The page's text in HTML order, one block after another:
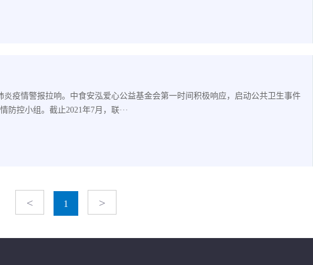
炎疫情警报拉响。中食安泓爱心公益基金会第一时间积极响应，启动公共卫生事件
防控小组。截止2021年7月，联···
< 1 >